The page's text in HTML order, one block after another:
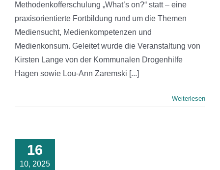
Methodenkofferschulung „What’s on?“ statt – eine
praxisorientierte Fortbildung rund um die Themen
Mediensucht, Medienkompetenzen und
Medienkonsum. Geleitet wurde die Veranstaltung von
Kirsten Lange von der Kommunalen Drogenhilfe
Hagen sowie Lou-Ann Zaremski [...]
Weiterlesen
16
10, 2025
Drobs